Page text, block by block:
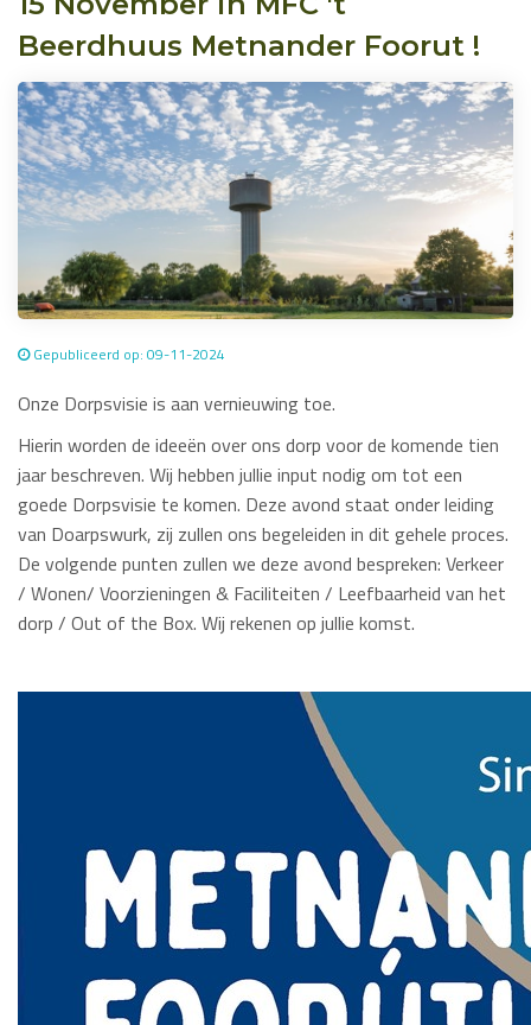
Beerdhuus Metnander Foorut !
Gepubliceerd op: 09-11-2024
Onze Dorpsvisie is aan vernieuwing toe.
Hierin worden de ideeën over ons dorp voor de komende tien
jaar beschreven. Wij hebben jullie input nodig om tot een
goede Dorpsvisie te komen. Deze avond staat onder leiding
van Doarpswurk, zij zullen ons begeleiden in dit gehele proces.
De volgende punten zullen we deze avond bespreken: Verkeer
/ Wonen/ Voorzieningen & Faciliteiten / Leefbaarheid van het
dorp / Out of the Box. Wij rekenen op jullie komst.